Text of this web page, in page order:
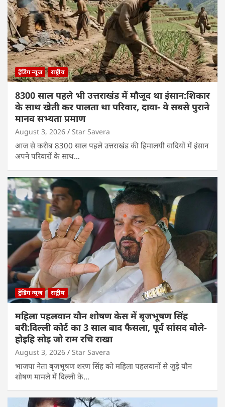
ट्रेंडिंग न्यूज राष्ट्रीय
8300 साल पहले भी उत्तराखंड में मौजूद था इंसान:शिकार
के साथ खेती कर पालता था परिवार, दावा- ये सबसे पुराने
मानव सभ्यता प्रमाण
August 3, 2026 Star Savera
आज से करीब 8300 साल पहले उत्तराखंड की हिमालयी वादियों में इंसान
अपने परिवारों के साथ…
ट्रेंडिंग न्यूज राष्ट्रीय
महिला पहलवान यौन शोषण केस में बृजभूषण सिंह
बरी:दिल्ली कोर्ट का 3 साल बाद फैसला, पूर्व सांसद बोले-
होइहि सोइ जो राम रचि राखा
August 3, 2026 Star Savera
भाजपा नेता बृजभूषण शरण सिंह को महिला पहलवानों से जुड़े यौन
शोषण मामले में दिल्ली के…